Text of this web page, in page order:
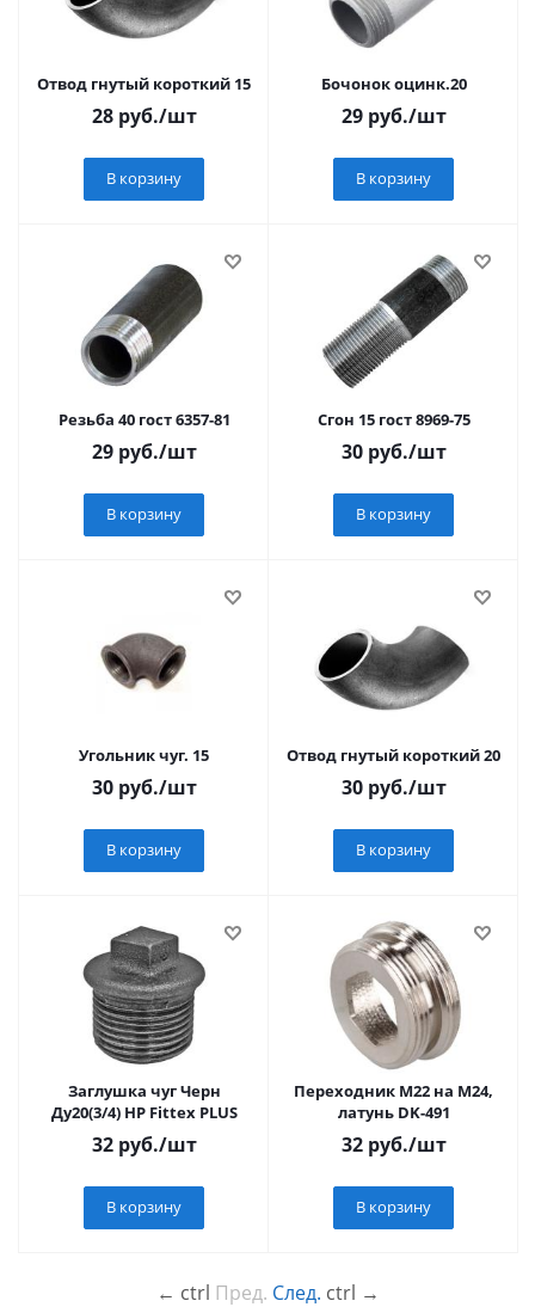
Отвод гнутый короткий 15
28руб./шт
В корзину
Бочонок оцинк.20
29руб./шт
В корзину
Резьба 40 гост 6357-81
29руб./шт
В корзину
Сгон 15 гост 8969-75
30руб./шт
В корзину
Угольник чуг. 15
30руб./шт
В корзину
Отвод гнутый короткий 20
30руб./шт
В корзину
Заглушка чуг Черн
Ду20(3/4) НР Fittex PLUS
32руб./шт
В корзину
Переходник М22 на М24,
латунь DK-491
32руб./шт
В корзину
← ctrl Пред. След. ctrl →